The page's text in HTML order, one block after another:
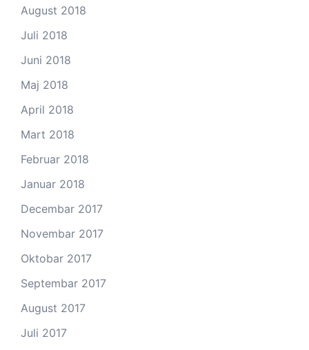
August 2018
Juli 2018
Juni 2018
Maj 2018
April 2018
Mart 2018
Februar 2018
Januar 2018
Decembar 2017
Novembar 2017
Oktobar 2017
Septembar 2017
August 2017
Juli 2017